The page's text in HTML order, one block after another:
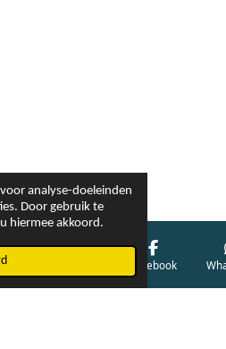
analyse-doeleinden
Door gebruik te
hiermee akkoord.
Facebook